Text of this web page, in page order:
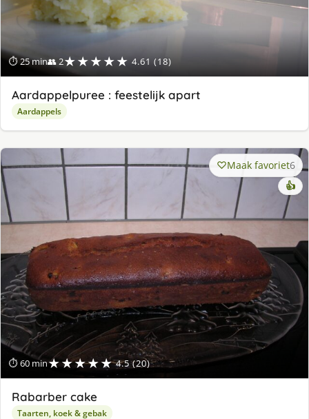
⏱ 25 min👥 2★★★★★ 4.61 (18)
Aardappelpuree : feestelijk apart
Aardappels
⏱ 60 min★★★★★ 4.5 (20)
Maak favoriet6
👍
Rabarber cake
Taarten, koek & gebak